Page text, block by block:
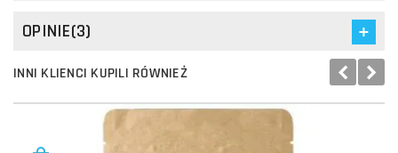
OPINIE(3)
INNI KLIENCI KUPILI RÓWNIEŻ